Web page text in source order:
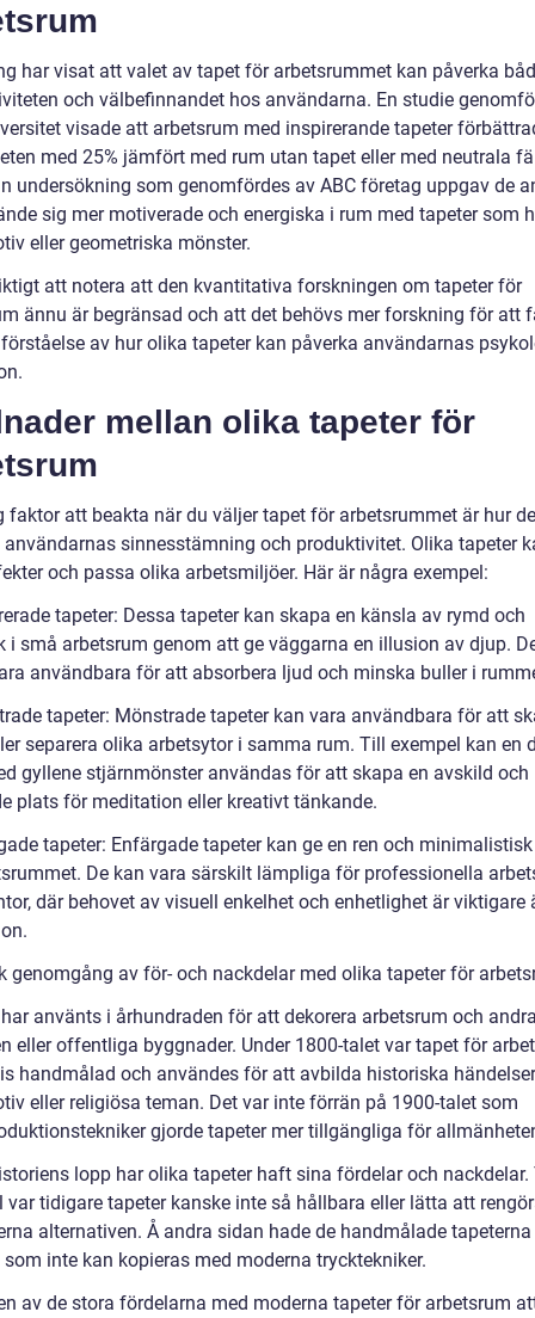
har visat att valet av tapet för arbetsrummet kan påverka
och välbefinnandet hos användarna. En studie
visade att arbetsrum med inspirerande tapeter
med 25% jämfört med rum utan tapet eller med neutrala
undersökning som genomfördes av ABC företag uppgav de
sig mer motiverade och energiska i rum med tapeter som
eller geometriska mönster.
att notera att den kvantitativa forskningen om tapeter för
ännu är begränsad och att det behövs mer forskning för att
av hur olika tapeter kan påverka användarnas
mellan olika tapeter för
faktor att beakta när du väljer tapet för arbetsrummet är hur
användarnas sinnesstämning och produktivitet. Olika tapeter
och passa olika arbetsmiljöer. Här är några exempel:
tapeter: Dessa tapeter kan skapa en känsla av rymd och
i små arbetsrum genom att ge väggarna en illusion av djup.
användbara för att absorbera ljud och minska buller i
tapeter: Mönstrade tapeter kan vara användbara för att
separera olika arbetsytor i samma rum. Till exempel kan en
gyllene stjärnmönster användas för att skapa en avskild och
plats för meditation eller kreativt tänkande.
tapeter: Enfärgade tapeter kan ge en ren och
De kan vara särskilt lämpliga för professionella
där behovet av visuell enkelhet och enhetlighet är viktigare
genomgång av för- och nackdelar med olika tapeter för
använts i århundraden för att dekorera arbetsrum och
eller offentliga byggnader. Under 1800-talet var tapet för
handmålad och användes för att avbilda historiska
eller religiösa teman. Det var inte förrän på 1900-talet som
gjorde tapeter mer tillgängliga för
lopp har olika tapeter haft sina fördelar och nackdelar.
var tidigare tapeter kanske inte så hållbara eller lätta att
alternativen. Å andra sidan hade de handmålade
inte kan kopieras med moderna trycktekniker.
av de stora fördelarna med moderna tapeter för arbetsrum